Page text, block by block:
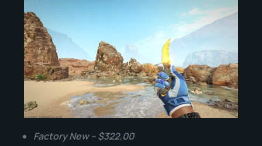
Factory New – $322.00